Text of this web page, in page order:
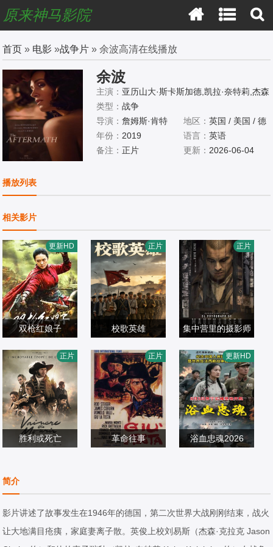
原来神马影院
首页 » 电影 »战争片 » 余波高清在线播放
余波
主演： 亚历山大·斯卡斯加德,凯拉·奈特莉,杰森
·克拉克,凯特·菲利普斯,费昂·奥谢,雅尼克·许
曼,亚历山大·谢尔,吉姆·海伊,弗雷德里克·普雷
斯顿,汤姆·贝尔,Abigail,Rice,Logan,Hillier,Flor
a,Thiemann,Joseph,Arkley,克劳迪娅·瓦西科
类型：战争
导演：詹姆斯·肯特 地区： 英国 / 美国 / 德
国
年份： 2019 语言： 英语
备注：正片 更新： 2026-06-04
播放列表
相关影片
双枪红娘子
岗岗,谢宁,王程,王
品一,文祈,刘姝彤,
魏兆雄,邱晨阳
战争片
2026/中国大陆
更新HD
校歌英雄
战争片
2026/中国大陆
正片
集中营里的摄影师
查德·范·韦登,阿兰
·埃尔南德斯,阿德
里亚·萨拉查,爱德
华·布赫,斯特凡·韦
纳特,弗兰克·费斯,
斯·乌伊洛基,玛丽
安·科奇什
战争片
2018/西班牙
正片
胜利或死亡
orcas,Coppin,An
ne,Serra,Tadrina,
Hocking,达米安·
朱耶罗
战争片
2023/法国
正片
革命往事
瓦利,玛丽娅·蒙蒂,
里克·巴塔利亚,佛
朗哥格拉齐奥西
1971/意大利
正片
浴血忠魂2026
周星宜,红卫姝辰,
张博,胡骁源,陈宇
星,朱丹蕾,张庆亮
2026/中国大陆
更新HD
简介
影片讲述了故事发生在1946年的德国，第二次世界大战刚刚结束，战火
让大地满目疮痍，家庭妻离子散。英俊上校刘易斯（杰森·克拉克 Jason